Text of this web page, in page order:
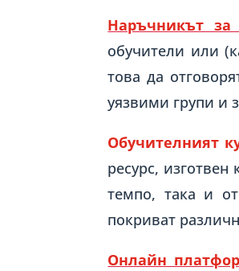
Наръчникът за
обучители или
това да
уязвими групи и
Обучителният
ресурс,
темпо, така и
покриват
Онлайн